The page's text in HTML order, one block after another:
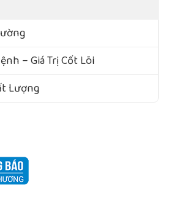
– Giá Trị Cốt Lõi
Lượng